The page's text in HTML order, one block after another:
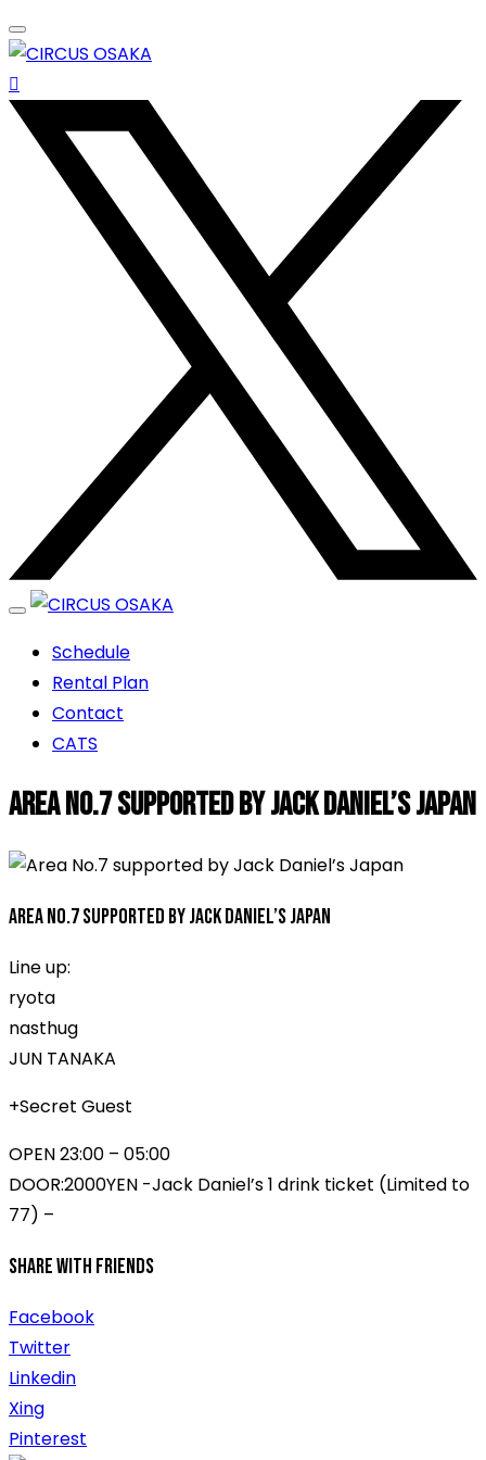
Skip
to
content
エンターテイメントスペース
CIRCUS OSAKA
エンターテイメントスペース
Schedule
Rental Plan
Contact
CATS
Area No.7 supported by Jack Daniel’s Japan
Area No.7 supported by Jack Daniel’s Japan
Line up:
ryota
nasthug
JUN TANAKA
+Secret Guest
OPEN 23:00 – 05:00
DOOR:2000YEN -Jack Daniel’s 1 drink ticket (Limited to
77) –
Share With Friends
Facebook
Twitter
Linkedin
Xing
Pinterest